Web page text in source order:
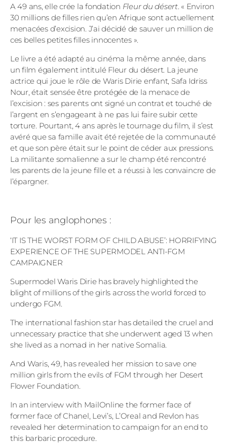
A 49 ans, elle crée la fondation Fleur du désert. « Environ
30 millions de filles rien qu’en Afrique sont actuellement
menacées d’excision. J’ai décidé de sauver un million de
ces belles petites filles innocentes ».
Le livre a été adapté au cinéma la même année, dans
un film également intitulé Fleur du désert. La jeune
actrice qui joue le rôle de Waris Dirie enfant, Safa Idriss
Nour, était sensée être protégée de la menace de
l’excision : ses parents ont signé un contrat et touché de
l’argent en s’engageant à ne pas lui faire subir cette
torture. Pourtant, 4 ans après le tournage du film, il s’est
avéré que sa famille avait été rejetée de la communauté
et que son père était sur le point de céder aux pressions.
La militante somalienne a sur le champ été rencontré
les parents de la jeune fille et a réussi à les convaincre de
l’épargner.
Pour les anglophones :
‘IT IS THE WORST FORM OF CHILD ABUSE’: HORRIFYING
EXPERIENCE OF THE SUPERMODEL ANTI-FGM
CAMPAIGNER
Supermodel Waris Dirie has bravely highlighted the
blight of millions of the girls across the world forced to
undergo FGM.
The international fashion star has detailed the cruel and
unnecessary practice that she underwent aged 13 when
she lived as a nomad in her native Somalia.
And Waris, 49, has revealed her mission to save one
million girls from the evils of FGM through her Desert
Flower Foundation.
In an interview with MailOnline the former face of
former face of Chanel, Levi’s, L’Oreal and Revlon has
revealed her determination to campaign for an end to
this barbaric procedure.